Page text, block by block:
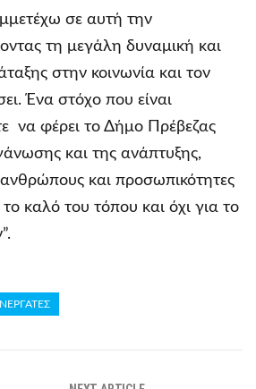
σε αυτή την
τη μεγάλη δυναμική και
στην κοινωνία και τον
Ένα στόχο που είναι
να φέρει το Δήμο Πρέβεζας
και της ανάπτυξης,
και προσωπικότητες
καλό του τόπου και όχι για το